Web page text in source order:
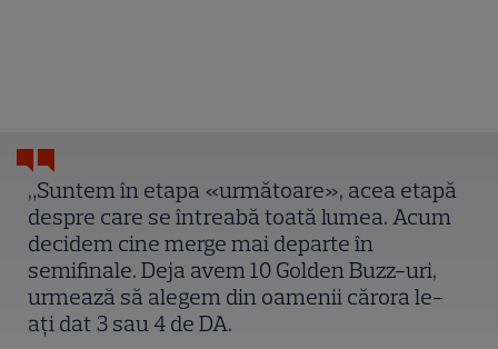
„Suntem în etapa «următoare», acea etapă
despre care se întreabă toată lumea. Acum
decidem cine merge mai departe în
semifinale. Deja avem 10 Golden Buzz-uri,
urmează să alegem din oamenii cărora le-
ați dat 3 sau 4 de DA.